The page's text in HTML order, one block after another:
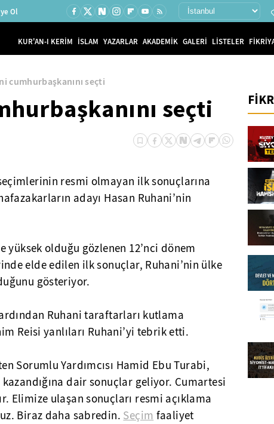
Ol
KUR'AN-I KERİM İSLAM YAZARLAR AKADEMİK GALERİ LİSTELER
cumhurbaşkanını seçti
seçti
resmi olmayan ilk sonuçlarına
adayı Hasan Ruhani’nin
yüksek olduğu gözlenen 12’nci dönem
elde edilen ilk sonuçlar, Ruhani’nin ülke
gösteriyor.
Ruhani taraftarları kutlama
Reisi yanlıları Ruhani’yi tebrik etti.
Sorumlu Yardımcısı Hamid Ebu Turabi,
dair sonuçlar geliyor. Cumartesi
Elimize ulaşan sonuçları resmi açıklama
Biraz daha sabredin. Seçim faaliyet